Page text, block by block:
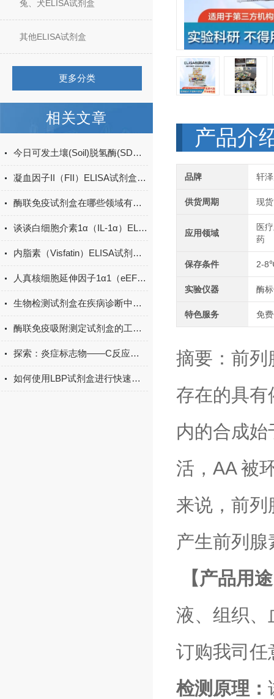
兔、犬ELISA试剂盒
其他ELISA试剂盒
更多分类
相关文章
今日可发土壤(Soil)脱氢酶(SDHA)ELISA检测试剂盒＠科研
凝血因子II（FII）ELISA试剂盒的储存条件
酶联免疫试剂盒在哪些领域有广泛应用？
谈谈白细胞介素1α（IL-1α）ELISA试剂盒的操作步骤
内脂素（Visfatin）ELISA试剂盒的工作原理介绍
人真核细胞延伸因子1α1（eEF1α1） 酶联免疫吸附测定试剂盒
生物检测试剂盒在疾病诊断中的重要性
酶联免疫吸附测定试剂盒的工作原理与应用
探索：炎症标志物——C反应蛋白的生物学功能
如何使用LBP试剂盒进行快速检测？
产品介
品牌 轩
供货周期 现货
应用领域
医
药
保存条件 2-
实验仪器 酶
特色服务 免
摘要：前列
存在的具有
内的合成
活，AA 被
来说，前
产生前列
【产品用
液、组织、
订购我司任
检测原理：